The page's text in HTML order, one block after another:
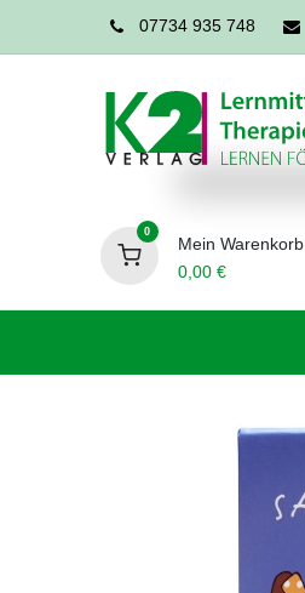
07734 935 748
0
Mein Warenkorb
0,00€